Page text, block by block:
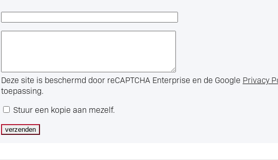
Deze site is beschermd door reCAPTCHA Enterprise en de Google Privacy
toepassing.
Stuur een kopie aan mezelf.